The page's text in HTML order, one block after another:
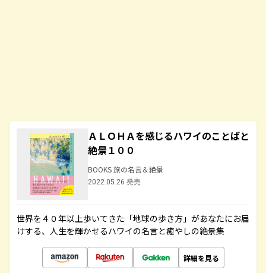
ＡＬＯＨＡを感じるハワイのことばと
絶景１００
BOOKS 旅の名言＆絶景
2022.05.26 発売
世界を４０年以上歩いてきた「地球の歩き方」があなたにお届
けする、人生を輝かせるハワイの名言と癒やしの絶景集
詳細を見る